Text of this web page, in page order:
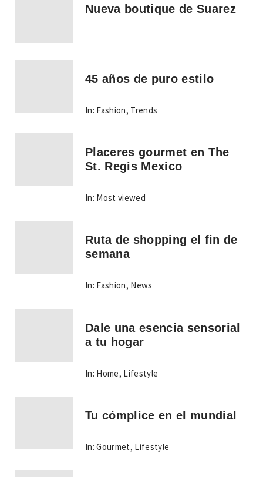
Nueva boutique de Suarez
45 años de puro estilo
In: Fashion, Trends
Placeres gourmet en The
St. Regis Mexico
In: Most viewed
Ruta de shopping el fin de
semana
In: Fashion, News
Dale una esencia sensorial
a tu hogar
In: Home, Lifestyle
Tu cómplice en el mundial
In: Gourmet, Lifestyle